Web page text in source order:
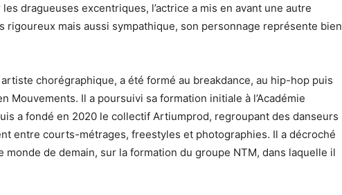
dragueuses excentriques, l’actrice a mis en avant une autre
rigoureux mais aussi sympathique, son personnage représente bien
chorégraphique, a été formé au breakdance, au hip-hop puis
Mouvements. Il a poursuivi sa formation initiale à l’Académie
a fondé en 2020 le collectif Artiumprod, regroupant des danseurs
entre courts-métrages, freestyles et photographies. Il a décroché
monde de demain, sur la formation du groupe NTM, dans laquelle il